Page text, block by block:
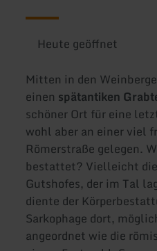
Heute geöffnet
Mitten in den
einen spätantiken
schöner Ort für eine
wohl aber an einer viel
Römerstraße gelegen.
bestattet? Vielleicht
Gutshofes, der im Tal
diente der
Sarkophage dort,
angeordnet wie die